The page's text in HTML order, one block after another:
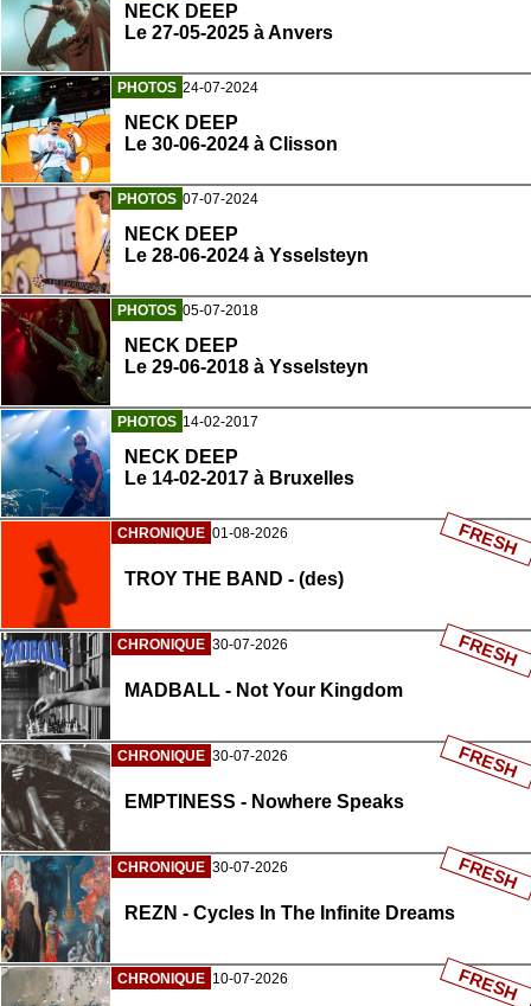
NECK DEEP
Le 27-05-2025 à Anvers
PHOTOS 24-07-2024
NECK DEEP
Le 30-06-2024 à Clisson
PHOTOS 07-07-2024
NECK DEEP
Le 28-06-2024 à Ysselsteyn
PHOTOS 05-07-2018
NECK DEEP
Le 29-06-2018 à Ysselsteyn
PHOTOS 14-02-2017
NECK DEEP
Le 14-02-2017 à Bruxelles
CHRONIQUE 01-08-2026
TROY THE BAND - (des)
FRESH
CHRONIQUE 30-07-2026
MADBALL - Not Your Kingdom
FRESH
CHRONIQUE 30-07-2026
EMPTINESS - Nowhere Speaks
FRESH
CHRONIQUE 30-07-2026
REZN - Cycles In The Infinite Dreams
FRESH
CHRONIQUE 10-07-2026 FRESH